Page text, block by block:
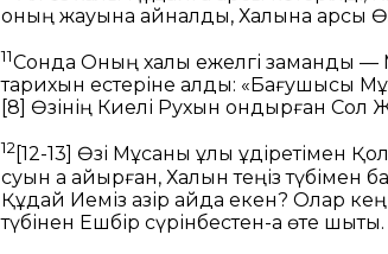
оның жауына айналды, Халқына қарсы
11Сонда Оның халқы ежелгі заманды —
тарихын естеріне алды: «Бағушысы
[8] Өзінің Киелі Рухын қондырған Сол
12 [12-13] Өзі Мұсаны ұлы құдіретімен
суын қақ айырған, Халқын теңіз түбімен
Құдай Иеміз қазір қайда екен? Олар кең
түбінен Ешбір сүрінбестен-ақ өте шықты.